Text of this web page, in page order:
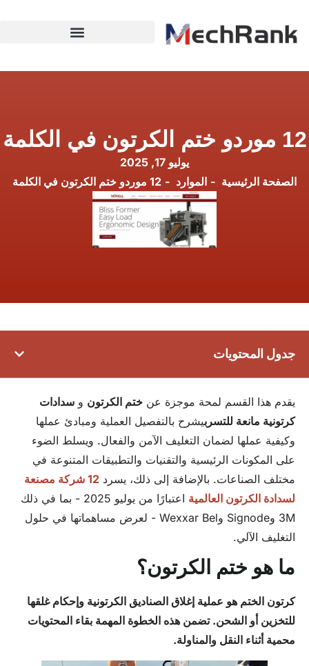
12 موردو ختم الكرتون في الكلمة
يوليو 17, 2025
الصفحة الرئيسية
الموارد 12 موردو ختم الكرتون في الكلمة
جدول المحتويات
يقدم هذا القسم لمحة موجزة عن ختم الكرتون و سدادات
كرتونية مانعة للتسربيشرح بالتفصيل العملية ومبادئ عملها
وكيفية عملها لضمان التغليف الآمن والفعال. ويسلط الضوء
على المكونات الرئيسية والتقنيات والتطبيقات المتنوعة في
مختلف الصناعات. بالإضافة إلى ذلك، يسرد
12 شركة مصنعة
لسدادة الكرتون العالمية
اعتبارًا من يوليو 2025 - بما في ذلك
3M وSignode وWexxar Bel - لعرض مساهماتها في حلول
التغليف الآلي.
ما هو ختم الكرتون؟
كرتون الختم هو عملية إغلاق الصناديق الكرتونية وإحكام غلقها
للتخزين أو الشحن. تضمن هذه الخطوة المهمة بقاء المحتويات
محمية أثناء النقل والمناولة.